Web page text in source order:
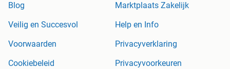
Blog
Marktplaats Zakelijk
Veilig en Succesvol
Help en Info
Voorwaarden
Privacyverklaring
Cookiebeleid
Privacyvoorkeuren